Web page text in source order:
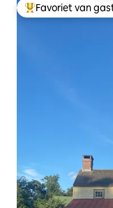
Topfavoriet van
Favoriet van